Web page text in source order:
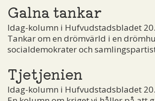
Galna tankar
Idag-kolumn i Hufvudstadsbladet
Tankar om en drömvärld i en
socialdemokrater och
Tjetjenien
Idag-kolumn i Hufvudstadsbladet